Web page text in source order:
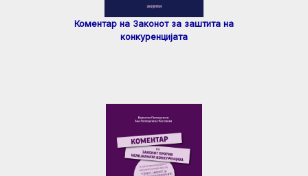
Коментар на Законот за заштита на
конкуренцијата